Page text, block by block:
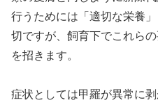
行うためには「適切な栄養
切ですが、飼育下でこれら
を招きます。
症状としては甲羅が異常に